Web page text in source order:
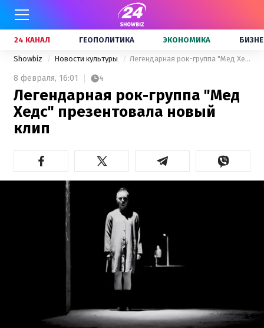
24 КАНАЛ ГЕОПОЛИТИКА ЭКОНОМИКА
Showbiz Новости культуры Легендарная рок-группа "Мед Хедс" презентовала новый клип
8 февраля, 16:01 4
Легендарная рок-группа "Мед
Хедс" презентовала новый
клип